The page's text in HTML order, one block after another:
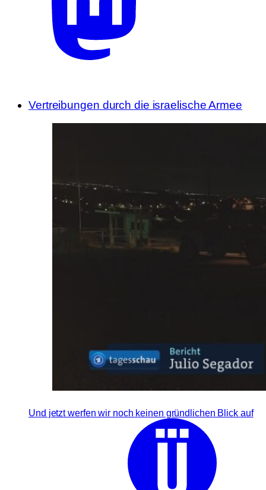
Vertreibungen durch die israelische Armee
Und jetzt werfen wir noch keinen gründlichen Blick auf